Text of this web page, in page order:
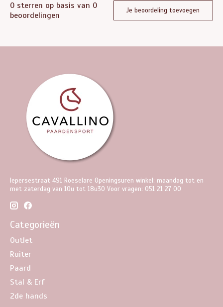
0 sterren op basis van 0
beoordelingen
Je beoordeling toevoegen
Iepersestraat 491 Roeselare Openingsuren winkel: maandag tot en
met zaterdag van 10u tot 18u30 Voor vragen: 051 21 27 00
Categorieën
Outlet
Ruiter
Paard
Stal & Erf
2de hands